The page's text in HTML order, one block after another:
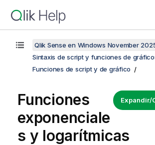
Qlik Sense en Windows November
Sintaxis de script y funciones de
Funciones de script y de gráfico
Expandir/
Funciones
exponenciale
s y logarítmicas